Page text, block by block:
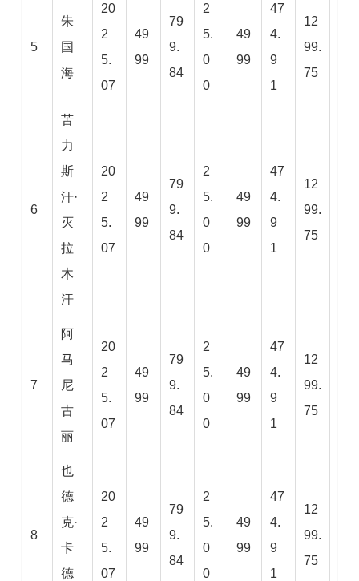
5
朱
国
海
20
2
5.
07
49
99
79
9.
84
2
5.
0
0
49
99
47
4.
9
1
12
99.
75
6
苦
力
斯
汗·
灭
拉
木
汗
20
2
5.
07
49
99
79
9.
84
2
5.
0
0
49
99
47
4.
9
1
12
99.
75
7
阿
马
尼
古
丽
20
2
5.
07
49
99
79
9.
84
2
5.
0
0
49
99
47
4.
9
1
12
99.
75
8
也
德
克·
卡
德
20
2
5.
07
49
99
79
9.
84
2
5.
0
0
49
99
47
4.
9
1
12
99.
75